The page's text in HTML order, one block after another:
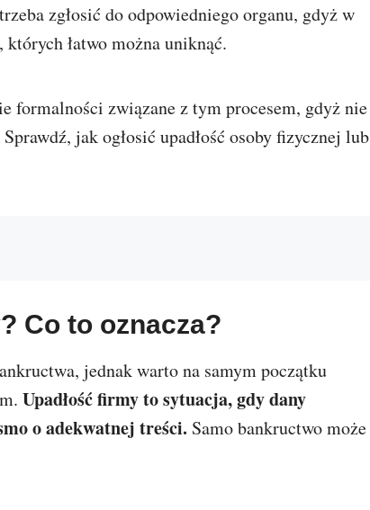
zgłosić do odpowiedniego organu, gdyż w
łatwo można uniknąć.
formalności związane z tym procesem, gdyż nie
jak ogłosić upadłość osoby fizycznej lub
Co to oznacza?
jednak warto na samym początku
Upadłość firmy to sytuacja, gdy dany
o adekwatnej treści. Samo bankructwo może